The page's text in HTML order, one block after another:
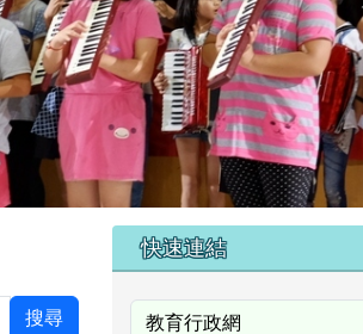
搜尋
右邊區域內容
快速連結